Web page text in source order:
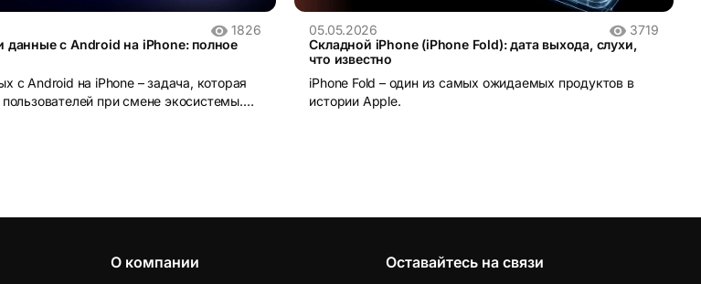
1826
данные с Android на iPhone: полное
с Android на iPhone – задача, которая
пользователей при смене экосистемы.
05.05.2026
3719
Складной iPhone (iPhone Fold): дата выхода, слухи,
что известно
iPhone Fold – один из самых ожидаемых продуктов в
истории Apple.
О компании
Оставайтесь на связи